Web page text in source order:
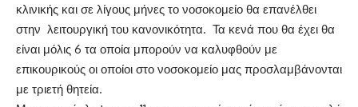
κλινικής και σε λίγους μήνες το νοσοκομείο θα επανέλθει
στην λειτουργική του κανονικότητα. Τα κενά που θα έχει θα
είναι μόλις 6 τα οποία μπορούν να καλυφθούν με
επικουρικούς οι οποίοι στο νοσοκομείο μας προσλαμβάνονται
με τριετή θητεία.